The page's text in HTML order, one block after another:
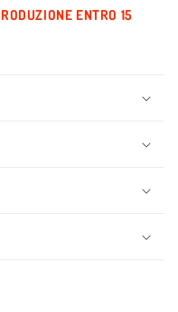
ENTRO 15